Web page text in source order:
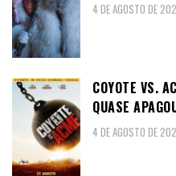
4 DE AGOSTO DE
COYOTE VS.
QUASE
4 DE AGOSTO DE